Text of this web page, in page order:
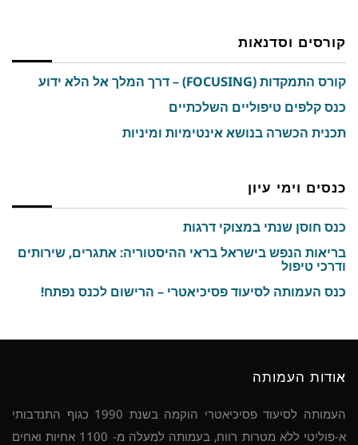
קורסים וסדנאות
קורס התמקדות (FOCUSING) – דרך המלך אל הלא ידוע
כנס קלפים טיפוליים השלכתיים
תכנית הכשרה בנושא אינטימיות ומיניות
כנסים וימי עיון
כנס חוסן שנתי במצוקי דרגות
בריאות הנפש בישראל בראי ההיסטוריה: אתגרים, שירותים
ודרכי טיפול
כנס העמותה לסיעוד פסיכיאטרי – הרישום לכנס נפתח!
אודות העמותה
העמותה לסיעוד פסיכיאטרי הוקמה בשנת 1990 כגוף התנדבותי
א-פוליטי ללא מטרות רווח, בעמותה למעלה מ- 1100 אחיות ואחים